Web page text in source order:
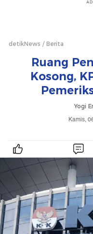
detikNews Berita
Ruang
Kosong,
Yogi
Kamis,